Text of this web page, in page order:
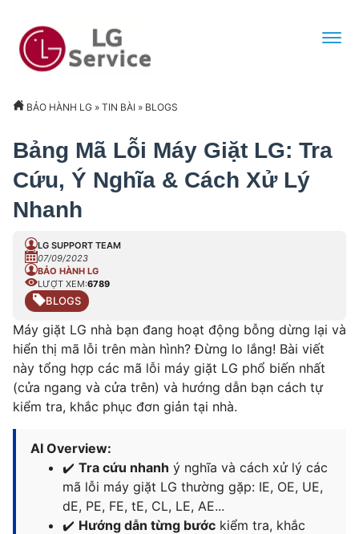
BẢO HÀNH LG » TIN BÀI » BLOGS
Bảng Mã Lỗi Máy Giặt LG: Tra
Cứu, Ý Nghĩa & Cách Xử Lý
Nhanh
LG SUPPORT TEAM
07/09/2023
BẢO HÀNH LG
LƯỢT XEM:6789
BLOGS
Máy giặt LG nhà bạn đang hoạt động bỗng dừng lại và
hiển thị mã lỗi trên màn hình? Đừng lo lắng! Bài viết
này tổng hợp các mã lỗi máy giặt LG phổ biến nhất
(cửa ngang và cửa trên) và hướng dẫn bạn cách tự
kiểm tra, khắc phục đơn giản tại nhà.
AI Overview:
✔️ Tra cứu nhanh ý nghĩa và cách xử lý các
mã lỗi máy giặt LG thường gặp: IE, OE, UE,
dE, PE, FE, tE, CL, LE, AE...
✔️ Hướng dẫn từng bước kiểm tra, khắc